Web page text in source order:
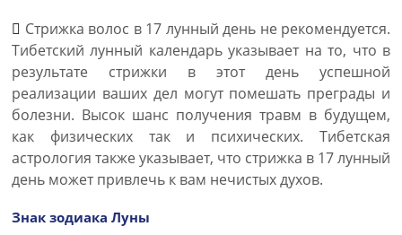
Стрижка волос в 17 лунный день не рекомендуется.
Тибетский лунный календарь указывает на то, что в
результате стрижки в этот день успешной
реализации ваших дел могут помешать преграды и
болезни. Высок шанс получения травм в будущем,
как физических так и психических. Тибетская
астрология также указывает, что стрижка в 17 лунный
день может привлечь к вам нечистых духов.
Знак зодиака Луны